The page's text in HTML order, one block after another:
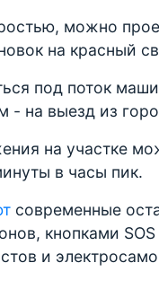
можно
на красный
под поток
- на выезд из
на участке
в часы пик.
современные
кнопками
и